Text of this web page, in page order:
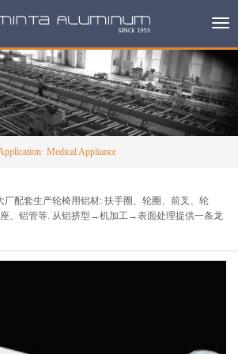
Medical Appliance
厂配套生产轮椅用铝材: 扶手圈、轮圈、前叉、轮
、铝管等. 从铝挤型→机加工→表面处理提供一条龙